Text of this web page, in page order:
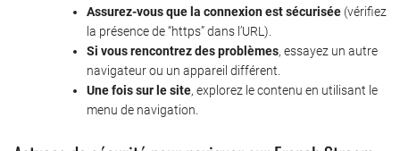
Assurez-vous que la connexion est sécurisée (vérifiez
la présence de “https” dans l’URL).
Si vous rencontrez des problèmes, essayez un autre
navigateur ou un appareil différent.
Une fois sur le site, explorez le contenu en utilisant le
menu de navigation.